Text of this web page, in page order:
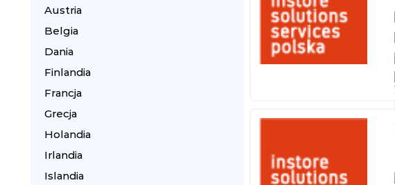
Austria
Belgia
Dania
Finlandia
Francja
Grecja
Holandia
Irlandia
Islandia